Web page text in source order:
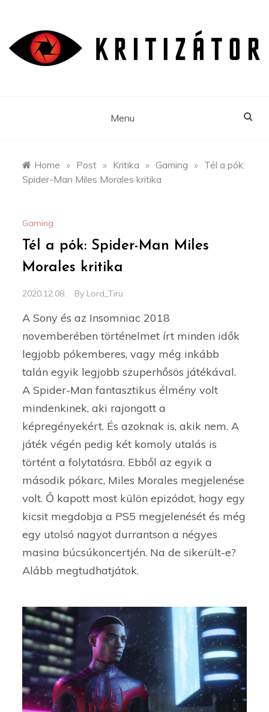
content
Menu
Home » Post » Kritika » Gaming » Tél a pók:
Spider-Man Miles Morales kritika
Gaming
Tél a pók: Spider-Man Miles
Morales kritika
2020.12.08. By Lord_Tiru
A Sony és az Insomniac 2018
novemberében történelmet írt minden idők
legjobb pókemberes, vagy még inkább
talán egyik legjobb szuperhősös játékával.
A Spider-Man fantasztikus élmény volt
mindenkinek, aki rajongott a
képregényekért. És azoknak is, akik nem. A
játék végén pedig két komoly utalás is
történt a folytatásra. Ebből az egyik a
második pókarc, Miles Morales megjelenése
volt. Ő kapott most külön epizódot, hogy egy
kicsit megdobja a PS5 megjelenését és még
egy utolsó nagyot durrantson a négyes
masina búcsúkoncertjén. Na de sikerült-e?
Alább megtudhatjátok.